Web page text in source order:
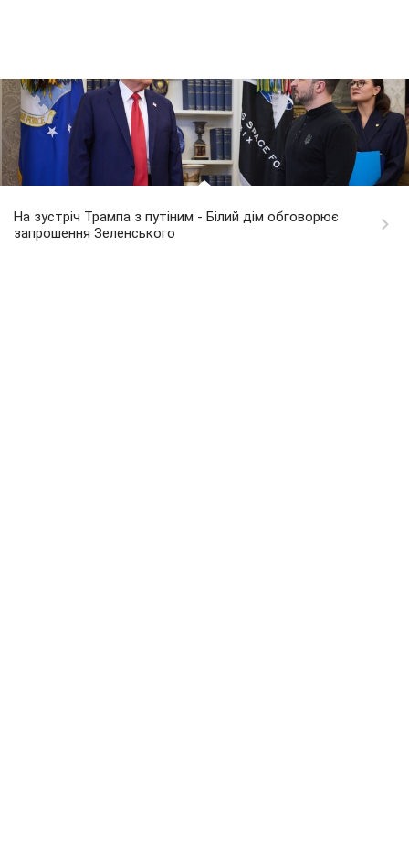
На зустріч Трампа з путіним - Білий дім обговорює
запрошення Зеленського